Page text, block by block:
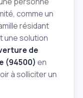
comme un
résidant
une solution
de
(94500) en
à solliciter un